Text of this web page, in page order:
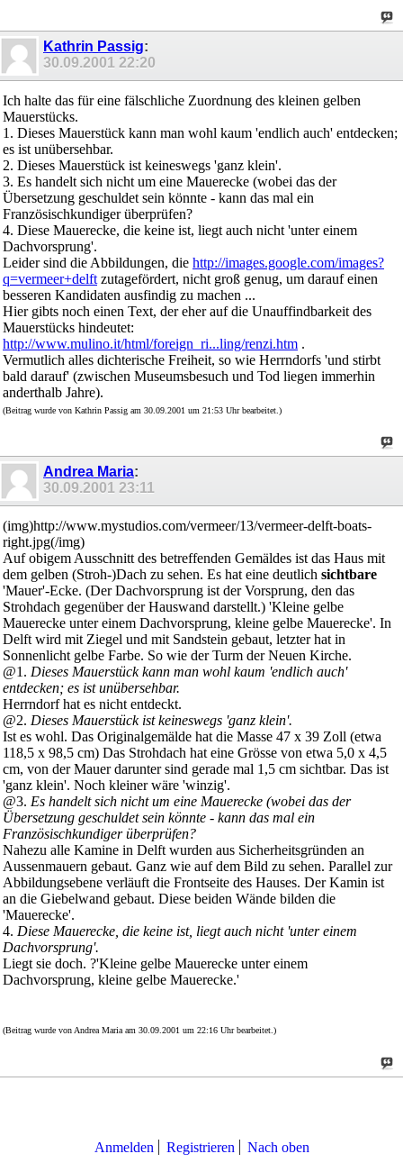
Kathrin Passig:
30.09.2001 22:20
Ich halte das für eine fälschliche Zuordnung des kleinen gelben
Mauerstücks.
1. Dieses Mauerstück kann man wohl kaum 'endlich auch' entdecken;
es ist unübersehbar.
2. Dieses Mauerstück ist keineswegs 'ganz klein'.
3. Es handelt sich nicht um eine Mauerecke (wobei das der
Übersetzung geschuldet sein könnte - kann das mal ein
Französischkundiger überprüfen?
4. Diese Mauerecke, die keine ist, liegt auch nicht 'unter einem
Dachvorsprung'.
Leider sind die Abbildungen, die http://images.google.com/images?
q=vermeer+delft zutagefördert, nicht groß genug, um darauf einen
besseren Kandidaten ausfindig zu machen ...
Hier gibts noch einen Text, der eher auf die Unauffindbarkeit des
Mauerstücks hindeutet:
http://www.mulino.it/html/foreign_ri...ling/renzi.htm .
Vermutlich alles dichterische Freiheit, so wie Herrndorfs 'und stirbt
bald darauf' (zwischen Museumsbesuch und Tod liegen immerhin
anderthalb Jahre).
(Beitrag wurde von Kathrin Passig am 30.09.2001 um 21:53 Uhr bearbeitet.)
Andrea Maria:
30.09.2001 23:11
(img)http://www.mystudios.com/vermeer/13/vermeer-delft-boats-
right.jpg(/img)
Auf obigem Ausschnitt des betreffenden Gemäldes ist das Haus mit
dem gelben (Stroh-)Dach zu sehen. Es hat eine deutlich sichtbare
'Mauer'-Ecke. (Der Dachvorsprung ist der Vorsprung, den das
Strohdach gegenüber der Hauswand darstellt.) 'Kleine gelbe
Mauerecke unter einem Dachvorsprung, kleine gelbe Mauerecke'. In
Delft wird mit Ziegel und mit Sandstein gebaut, letzter hat in
Sonnenlicht gelbe Farbe. So wie der Turm der Neuen Kirche.
@1. Dieses Mauerstück kann man wohl kaum 'endlich auch'
entdecken; es ist unübersehbar.
Herrndorf hat es nicht entdeckt.
@2. Dieses Mauerstück ist keineswegs 'ganz klein'.
Ist es wohl. Das Originalgemälde hat die Masse 47 x 39 Zoll (etwa
118,5 x 98,5 cm) Das Strohdach hat eine Grösse von etwa 5,0 x 4,5
cm, von der Mauer darunter sind gerade mal 1,5 cm sichtbar. Das ist
'ganz klein'. Noch kleiner wäre 'winzig'.
@3. Es handelt sich nicht um eine Mauerecke (wobei das der
Übersetzung geschuldet sein könnte - kann das mal ein
Französischkundiger überprüfen?
Nahezu alle Kamine in Delft wurden aus Sicherheitsgründen an
Aussenmauern gebaut. Ganz wie auf dem Bild zu sehen. Parallel zur
Abbildungsebene verläuft die Frontseite des Hauses. Der Kamin ist
an die Giebelwand gebaut. Diese beiden Wände bilden die
'Mauerecke'.
4. Diese Mauerecke, die keine ist, liegt auch nicht 'unter einem
Dachvorsprung'.
Liegt sie doch. ?'Kleine gelbe Mauerecke unter einem
Dachvorsprung, kleine gelbe Mauerecke.'
(Beitrag wurde von Andrea Maria am 30.09.2001 um 22:16 Uhr bearbeitet.)
Anmelden Registrieren Nach oben